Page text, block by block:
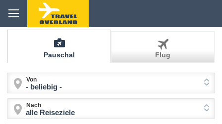
Pauschal Flug
Von
- beliebig -
Nach
alle Reiseziele